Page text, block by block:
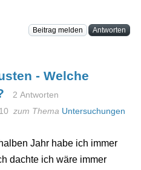
Beitrag melden Antworten
- Welche
2 Antworten
zum Thema Untersuchungen
Jahr habe ich immer
dachte ich wäre immer